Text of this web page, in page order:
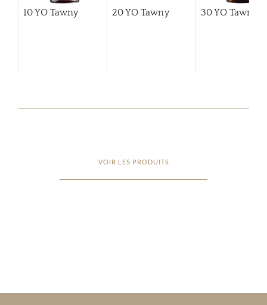
10 YO Tawny 20 YO Tawny 30 YO Tawny
VOIR LES PRODUITS